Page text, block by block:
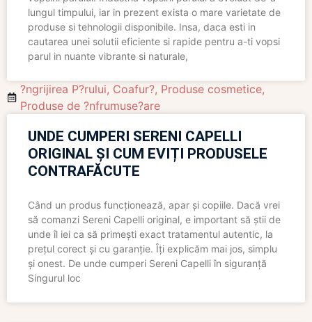
lungul timpului, iar in prezent exista o mare varietate de
produse si tehnologii disponibile. Insa, daca esti in
cautarea unei solutii eficiente si rapide pentru a-ti vopsi
parul in nuante vibrante si naturale,
?ngrijirea P?rului, Coafur?, Produse cosmetice,
Produse de ?nfrumuse?are
UNDE CUMPERI SERENI CAPELLI
ORIGINAL ȘI CUM EVIȚI PRODUSELE
CONTRAFĂCUTE
Când un produs funcționează, apar și copiile. Dacă vrei
să comanzi Sereni Capelli original, e important să știi de
unde îl iei ca să primești exact tratamentul autentic, la
prețul corect și cu garanție. Îți explicăm mai jos, simplu
și onest. De unde cumperi Sereni Capelli în siguranță
Singurul loc